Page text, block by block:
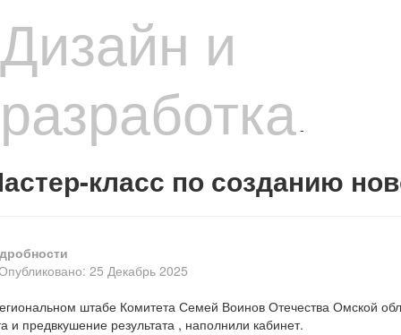
Дизайн и
разработка -
класс по созданию
25 Декабрь 2025
штабе Комитета Семей Воинов Отечества Омской
и предвкушение результата , наполнили кабинет.